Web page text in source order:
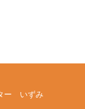
ー いずみ